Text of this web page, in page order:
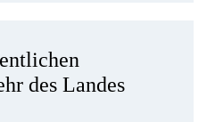
des Landes